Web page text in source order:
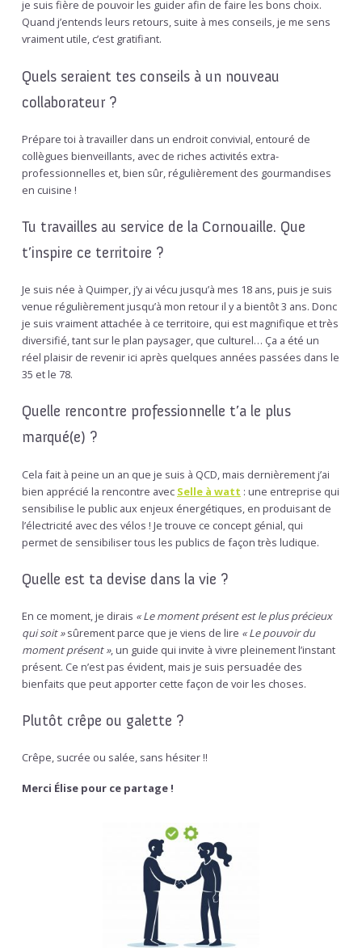
je suis fière de pouvoir les guider afin de faire les bons choix.
Quand j’entends leurs retours, suite à mes conseils, je me sens
vraiment utile, c’est gratifiant.
Quels seraient tes conseils à un nouveau
collaborateur ?
Prépare toi à travailler dans un endroit convivial, entouré de
collègues bienveillants, avec de riches activités extra-
professionnelles et, bien sûr, régulièrement des gourmandises
en cuisine !
Tu travailles au service de la Cornouaille. Que
t’inspire ce territoire ?
Je suis née à Quimper, j’y ai vécu jusqu’à mes 18 ans, puis je suis
venue régulièrement jusqu’à mon retour il y a bientôt 3 ans. Donc
je suis vraiment attachée à ce territoire, qui est magnifique et très
diversifié, tant sur le plan paysager, que culturel… Ça a été un
réel plaisir de revenir ici après quelques années passées dans le
35 et le 78.
Quelle rencontre professionnelle t’a le plus
marqué(e) ?
Cela fait à peine un an que je suis à QCD, mais dernièrement j’ai
bien apprécié la rencontre avec Selle à watt : une entreprise qui
sensibilise le public aux enjeux énergétiques, en produisant de
l’électricité avec des vélos ! Je trouve ce concept génial, qui
permet de sensibiliser tous les publics de façon très ludique.
Quelle est ta devise dans la vie ?
En ce moment, je dirais « Le moment présent est le plus précieux
qui soit »sûrement parce que je viens de lire « Le pouvoir du
moment présent », un guide qui invite à vivre pleinement l’instant
présent. Ce n’est pas évident, mais je suis persuadée des
bienfaits que peut apporter cette façon de voir les choses.
Plutôt crêpe ou galette ?
Crêpe, sucrée ou salée, sans hésiter !!
Merci Élise pour ce partage !